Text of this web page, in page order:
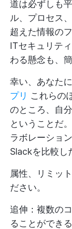
道は必ずしも
ル、プロセス
超えた情報の
ITセキュリテ
わる懸念も、
幸い、あなた
プリ これらの
のところ、自
ということだ
ラボレーショ
Slackを比較し
属性、リミッ
ださい。
追伸：複数の
ることができ